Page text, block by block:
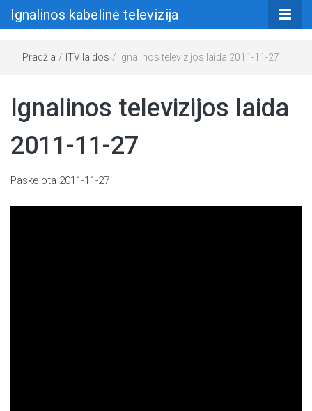
Ignalinos kabelinė televizija
Pradžia / ITV laidos / Ignalinos televizijos laida 2011-11-27
Ignalinos televizijos laida
2011-11-27
Paskelbta 2011-11-27